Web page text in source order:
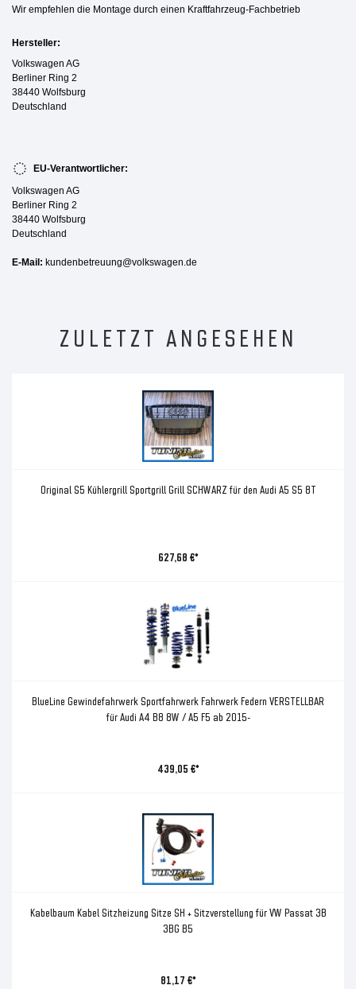
Wir empfehlen die Montage durch einen Kraftfahrzeug-Fachbetrieb
Hersteller:
Volkswagen AG
Berliner Ring 2
38440 Wolfsburg
Deutschland
EU-Verantwortlicher:
Volkswagen AG
Berliner Ring 2
38440 Wolfsburg
Deutschland
E-Mail: kundenbetreuung@volkswagen.de
ZULETZT ANGESEHEN
Original S5 Kühlergrill Sportgrill Grill SCHWARZ für den Audi A5 S5 8T
627,68 €*
BlueLine Gewindefahrwerk Sportfahrwerk Fahrwerk Federn VERSTELLBAR
für Audi A4 B8 8W / A5 F5 ab 2015-
439,05 €*
Kabelbaum Kabel Sitzheizung Sitze SH + Sitzverstellung für VW Passat 3B
3BG B5
81,17 €*